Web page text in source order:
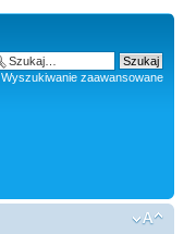
Wyszukiwanie zaawansowane